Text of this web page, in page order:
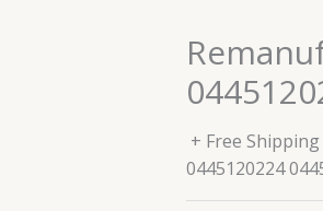
+ Free Shipping
0445120224